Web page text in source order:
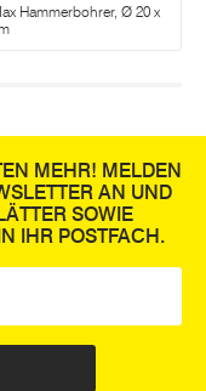
Hammerbohrer, Ø 20 x
MEHR! MELDEN
AN UND
SOWIE
IHR POSTFACH.